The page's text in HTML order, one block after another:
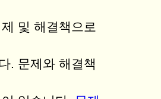
및 해결책으로
. 문제와 해결책